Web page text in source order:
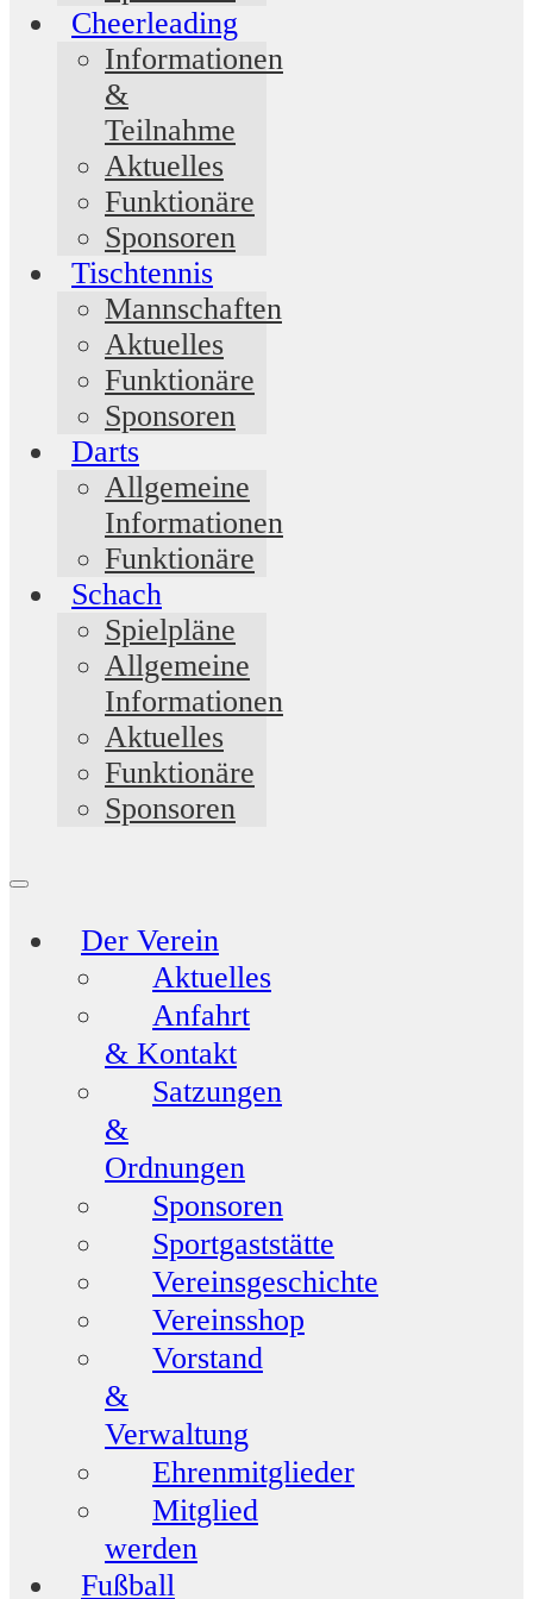
Cheerleading
Informationen
&
Teilnahme
Aktuelles
Funktionäre
Sponsoren
Tischtennis
Mannschaften
Aktuelles
Funktionäre
Sponsoren
Darts
Allgemeine
Informationen
Funktionäre
Schach
Spielpläne
Allgemeine
Informationen
Aktuelles
Funktionäre
Sponsoren
Der Verein
Aktuelles
Anfahrt
& Kontakt
Satzungen
&
Ordnungen
Sponsoren
Sportgaststätte
Vereinsgeschichte
Vereinsshop
Vorstand
&
Verwaltung
Ehrenmitglieder
Mitglied
werden
Fußball